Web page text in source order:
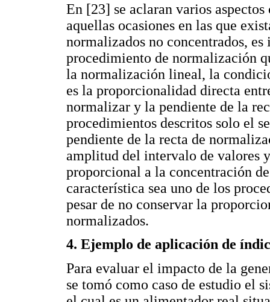
En [23] se aclaran varios
aquellas ocasiones en las que
normalizados no concentrados,
procedimiento de normalización
la normalización lineal, la
es la proporcionalidad directa
normalizar y la pendiente de la
procedimientos descritos solo el
pendiente de la recta de
amplitud del intervalo de valores
proporcional a la concentración
característica sea uno de los
pesar de no conservar la
normalizados.
4. Ejemplo de aplicación de
Para evaluar el impacto de la
se tomó como caso de estudio el